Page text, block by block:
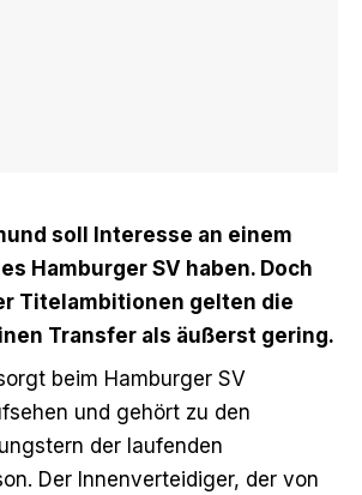
soll Interesse an einem
Hamburger SV haben. Doch
Titelambitionen gelten die
Transfer als äußerst gering.
beim Hamburger SV
und gehört zu den
der laufenden
Der Innenverteidiger, der von